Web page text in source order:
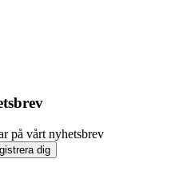
på vårt nyhetsbrev
dig